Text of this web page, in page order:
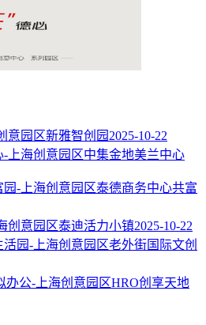
新雅智创园 2025-10-22
中集金地美兰中心
泰德商务中心共富
泰迪活力小镇2025-10-22
老外街国际文创
HRO创享天地